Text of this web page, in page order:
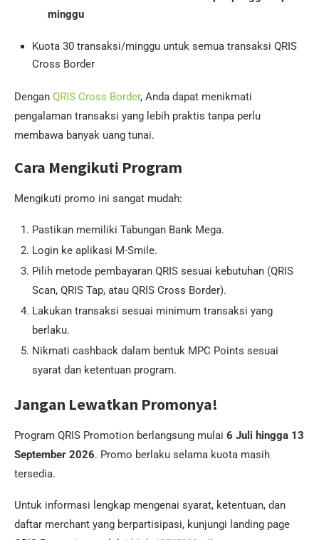
minggu
Kuota 30 transaksi/minggu untuk semua transaksi QRIS
Cross Border
Dengan QRIS Cross Border, Anda dapat menikmati
pengalaman transaksi yang lebih praktis tanpa perlu
membawa banyak uang tunai.
Cara Mengikuti Program
Mengikuti promo ini sangat mudah:
Pastikan memiliki Tabungan Bank Mega.
Login ke aplikasi M-Smile.
Pilih metode pembayaran QRIS sesuai kebutuhan (QRIS
Scan, QRIS Tap, atau QRIS Cross Border).
Lakukan transaksi sesuai minimum transaksi yang
berlaku.
Nikmati cashback dalam bentuk MPC Points sesuai
syarat dan ketentuan program.
Jangan Lewatkan Promonya!
Program QRIS Promotion berlangsung mulai 6 Juli hingga 13
September 2026. Promo berlaku selama kuota masih
tersedia.
Untuk informasi lengkap mengenai syarat, ketentuan, dan
daftar merchant yang berpartisipasi, kunjungi landing page